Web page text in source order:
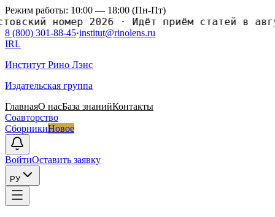
Режим работы: 10:00 — 18:00 (Пн-Пт)
номер 2026·Идёт приём статей в
8 (800) 301-88-45·institut@rinolens.ru
IRL
Институт Рино Лэнс
Издательская группа
ГлавнаяО насБаза знанийКонтакты
Соавторство
СборникиНовое
ВойтиОставить заявку
РУ